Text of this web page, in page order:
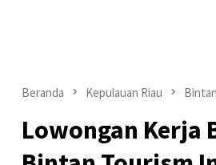
Beranda Kepulauan Riau Bintan
Lowongan Kerja